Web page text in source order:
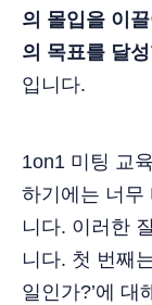
의 몰입을 이
의 목표를 달
입니다.
1on1 미팅 교
하기에는 너무
니다. 이러한
니다. 첫 번째
일인가?’에 대